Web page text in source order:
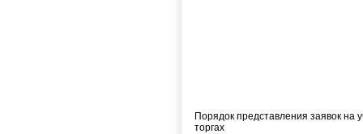
Порядок представления заявок на
торгах